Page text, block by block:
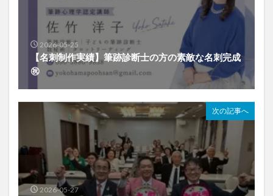
2026-05-25
【名刺制作実績】筆跡診断士の方の素敵な名刺完成
㊗️
次の記事へ
2026-05-27